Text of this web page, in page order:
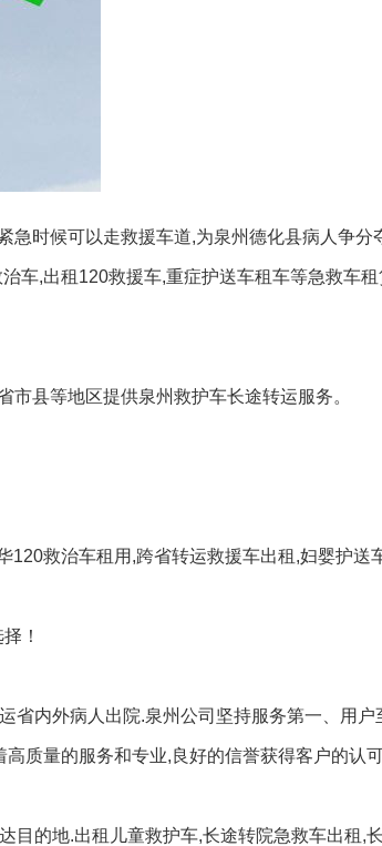
急时候可以走救援车道,为泉州德化县病人争分
车,出租120救援车,重症护送车租车等急救车租
县等地区提供泉州救护车长途转运服务。
救治车租用,跨省转运救援车出租,妇婴护送
！
省内外病人出院.泉州公司坚持服务第一、用户
质量的服务和专业,良好的信誉获得客户的认
目的地.出租儿童救护车,长途转院急救车出租,